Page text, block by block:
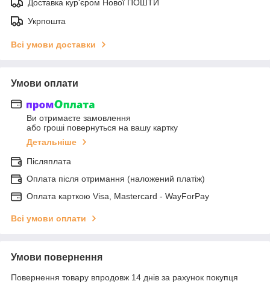
Доставка кур'єром Нової ПОШТИ
Укрпошта
Всі умови доставки
Умови оплати
Ви отримаєте замовлення
або гроші повернуться на вашу картку
Детальніше
Післяплата
Оплата після отримання (наложений платіж)
Оплата карткою Visa, Mastercard - WayForPay
Всі умови оплати
Умови повернення
Повернення товару впродовж 14 днів за рахунок покупця